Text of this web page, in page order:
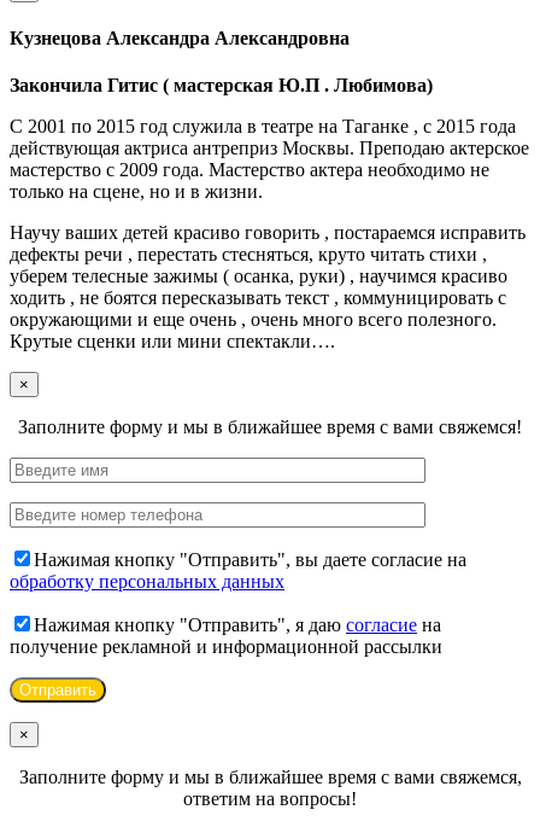
Кузнецова Александра Александровна
Закончила Гитис ( мастерская Ю.П . Любимова)
С 2001 по 2015 год служила в театре на Таганке , с 2015 года
действующая актриса антреприз Москвы. Преподаю актерское
мастерство с 2009 года. Мастерство актера необходимо не
только на сцене, но и в жизни.
Научу ваших детей красиво говорить , постараемся исправить
дефекты речи , перестать стесняться, круто читать стихи ,
уберем телесные зажимы ( осанка, руки) , научимся красиво
ходить , не боятся пересказывать текст , коммуницировать с
окружающими и еще очень , очень много всего полезного.
Крутые сценки или мини спектакли….
×
Заполните форму и мы в ближайшее время с вами свяжемся!
Нажимая кнопку "Отправить", вы даете согласие на
обработку персональных данных
Нажимая кнопку "Отправить", я даю cогласие на
получение рекламной и информационной рассылки
×
Заполните форму и мы в ближайшее время с вами свяжемся,
ответим на вопросы!